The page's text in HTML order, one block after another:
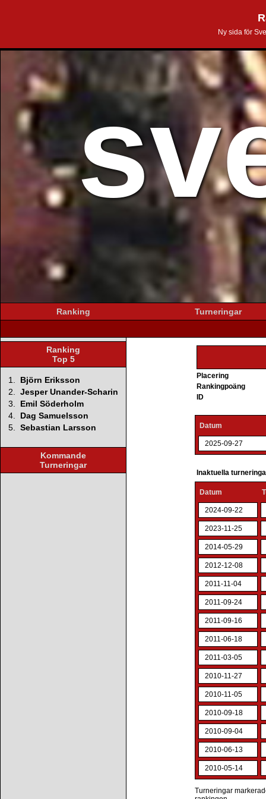
Ny sida för
Ranking Turneringar
Ranking
Top 5
1.
Björn Eriksson
2. Jesper Unander-Scharin
3.
Emil Söderholm
4.
Dag Samuelsson
5. Sebastian Larsson
Kommande
Turneringar
Placering
Rankingpoäng
ID
Datum
2025-09-27
Inaktuella
Datum
2024-09-22
2023-11-25
2014-05-29
2012-12-08
2011-11-04
2011-09-24
2011-09-16
2011-06-18
2011-03-05
2010-11-27
2010-11-05
2010-09-18
2010-09-04
2010-06-13
2010-05-14
Turneringar